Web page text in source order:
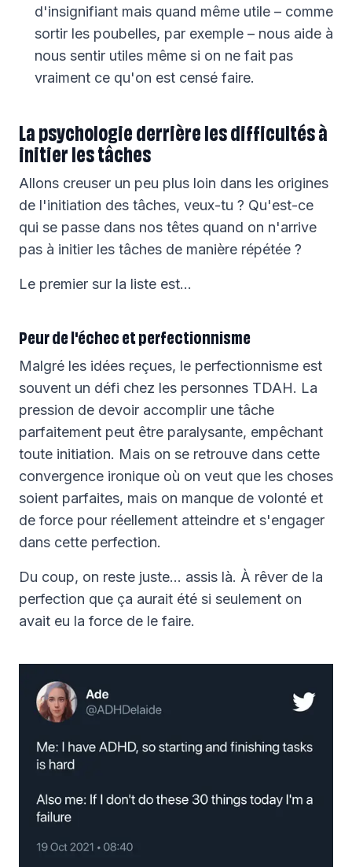
d'insignifiant mais quand même utile – comme
sortir les poubelles, par exemple – nous aide à
nous sentir utiles même si on ne fait pas
vraiment ce qu'on est censé faire.
La psychologie derrière les difficultés à
initier les tâches
Allons creuser un peu plus loin dans les origines
de l'initiation des tâches, veux-tu ? Qu'est-ce
qui se passe dans nos têtes quand on n'arrive
pas à initier les tâches de manière répétée ?
Le premier sur la liste est…
Peur de l'échec et perfectionnisme
Malgré les idées reçues, le perfectionnisme est
souvent un défi chez les personnes TDAH. La
pression de devoir accomplir une tâche
parfaitement peut être paralysante, empêchant
toute initiation. Mais on se retrouve dans cette
convergence ironique où on veut que les choses
soient parfaites, mais on manque de volonté et
de force pour réellement atteindre et s'engager
dans cette perfection.
Du coup, on reste juste… assis là. À rêver de la
perfection que ça aurait été si seulement on
avait eu la force de le faire.